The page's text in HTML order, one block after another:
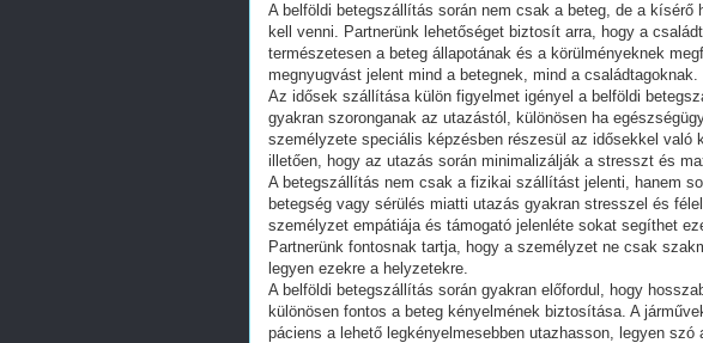
A belföldi betegszállítás során nem csak a beteg, de a kísérő
kell venni. Partnerünk lehetőséget biztosít arra, hogy a
természetesen a beteg állapotának és a körülményeknek
megnyugvást jelent mind a betegnek, mind a családtagoknak.
Az idősek szállítása külön figyelmet igényel a belföldi
gyakran szoronganak az utazástól, különösen ha
személyzete speciális képzésben részesül az idősekkel való
illetően, hogy az utazás során minimalizálják a stresszt és
A betegszállítás nem csak a fizikai szállítást jelenti, hanem
betegség vagy sérülés miatti utazás gyakran stresszel és
személyzet empátiája és támogató jelenléte sokat segíthet
Partnerünk fontosnak tartja, hogy a személyzet ne csak
legyen ezekre a helyzetekre.
A belföldi betegszállítás során gyakran előfordul, hogy
különösen fontos a beteg kényelmének biztosítása. A
páciens a lehető legkényelmesebben utazhasson, legyen